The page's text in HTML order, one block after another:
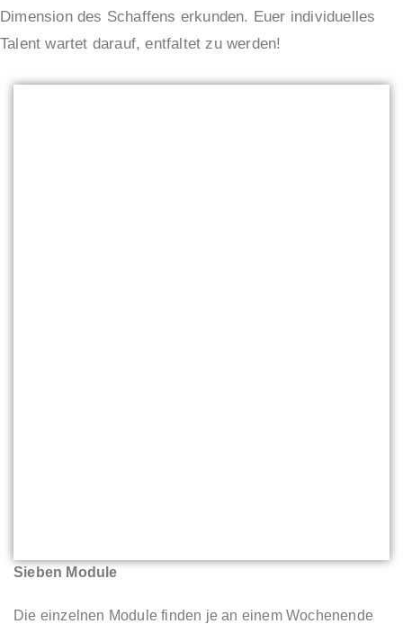
Dimension des Schaffens erkunden. Euer individuelles
Talent wartet darauf, entfaltet zu werden!
Sieben Module
Die einzelnen Module finden je an einem Wochenende